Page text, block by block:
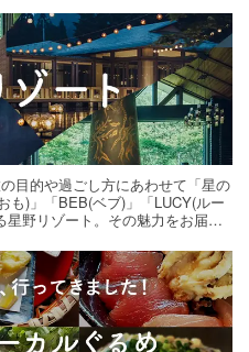
目的や過ごし方にあわせて「星の
も)」「BEB(ベブ)」「LUCY(ルー
野リゾート。その魅力をお届け